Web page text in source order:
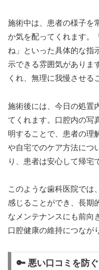
施術中は、患者の様子を
か気を配ってくれます。
ね」といった具体的な指
示できる雰囲気がありま
くれ、無理に我慢させる
施術後には、今日の処置
てくれます。口腔内の写
明することで、患者の理
や自宅でのケア方法につ
り、患者は安心して帰宅
このような歯科医院では
感じることができ、長期
なメンテナンスにも前向
口腔健康の維持につなが
🔑 悪い口コミを防